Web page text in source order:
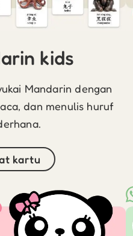
kids
Mandarin dengan
dan menulis huruf
kartu